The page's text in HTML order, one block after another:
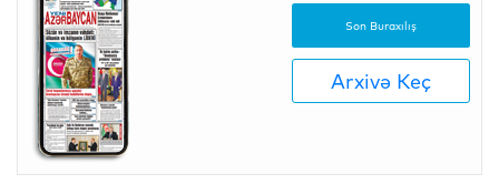
Son Buraxılış
Arxivə Keç